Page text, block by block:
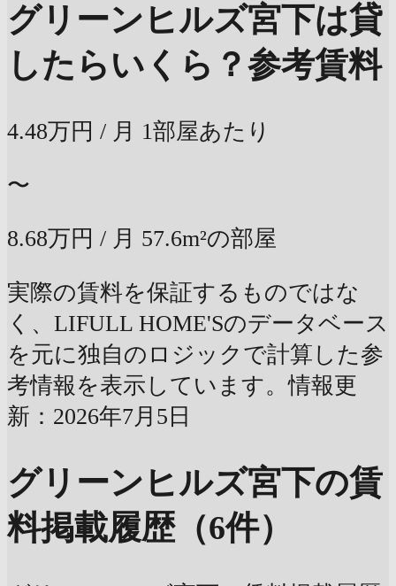
グリーンヒルズ宮下は貸
したらいくら？参考賃料
4.48万円 / 月 1部屋あたり
〜
8.68万円 / 月 57.6m²の部屋
実際の賃料を保証するものではな
く、LIFULL HOME'Sのデータベース
を元に独自のロジックで計算した参
考情報を表示しています。情報更
新：2026年7月5日
グリーンヒルズ宮下の賃
料掲載履歴（6件）